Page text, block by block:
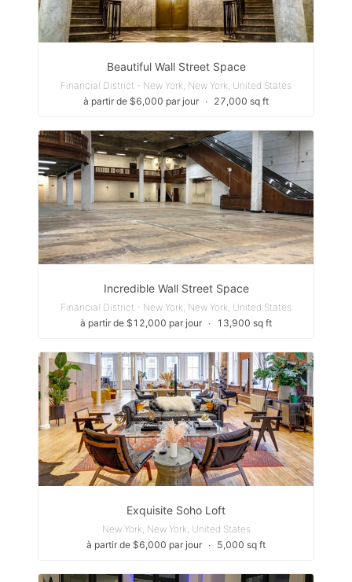
Beautiful Wall Street Space
Financial District - New York, New York, United States
à partir de $6,000 par jour ∙ 27,000 sq ft
Incredible Wall Street Space
Financial District - New York, New York, United States
à partir de $12,000 par jour ∙ 13,900 sq ft
Exquisite Soho Loft
New York, New York, United States
à partir de $6,000 par jour ∙ 5,000 sq ft